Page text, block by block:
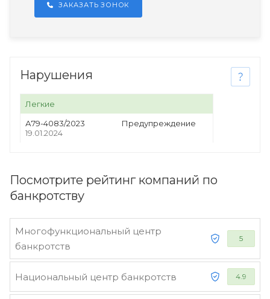
ЗАКАЗАТЬ ЗОНОК
Нарушения
Легкие
А79-4083/2023
19.01.2024
Предупреждение
Посмотрите рейтинг компаний по
банкротству
Многофункциональный центр
банкротств
5
Национальный центр банкротств 4.9